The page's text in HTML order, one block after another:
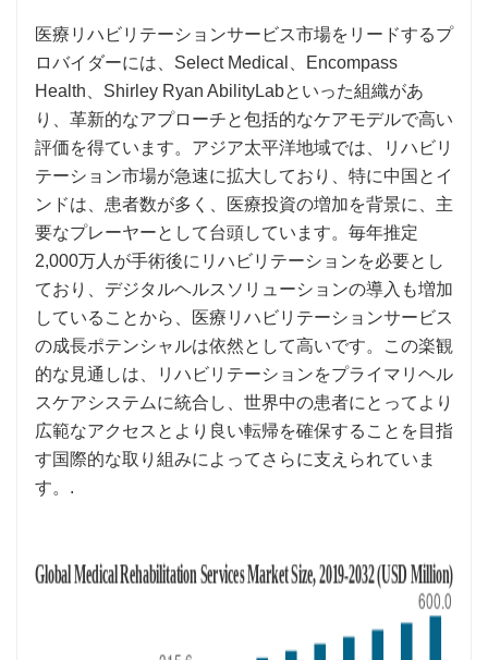
医療リハビリテーションサービス市場をリードするプ
ロバイダーには、Select Medical、Encompass
Health、Shirley Ryan AbilityLabといった組織があ
り、革新的なアプローチと包括的なケアモデルで高い
評価を得ています。アジア太平洋地域では、リハビリ
テーション市場が急速に拡大しており、特に中国とイ
ンドは、患者数が多く、医療投資の増加を背景に、主
要なプレーヤーとして台頭しています。毎年推定
2,000万人が手術後にリハビリテーションを必要とし
ており、デジタルヘルスソリューションの導入も増加
していることから、医療リハビリテーションサービス
の成長ポテンシャルは依然として高いです。この楽観
的な見通しは、リハビリテーションをプライマリヘル
スケアシステムに統合し、世界中の患者にとってより
広範なアクセスとより良い転帰を確保することを目指
す国際的な取り組みによってさらに支えられていま
す。.